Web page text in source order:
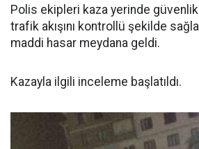
Polis ekipleri kaza yerinde
trafik akışını kontrollü şekilde
maddi hasar meydana geldi.
Kazayla ilgili inceleme başlatıldı.